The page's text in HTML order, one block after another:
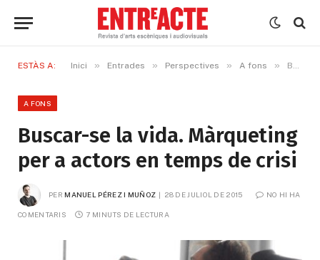
ESTÀS A: Inici » Entrades » Perspectives » A fons » Buscar-se la vida. Màrqueting per a actors en temps de crisi
A FONS
Buscar-se la vida. Màrqueting
per a actors en temps de crisi
PER MANUEL PÉREZ I MUÑOZ 28 DE JULIOL DE 2015 NO HI HA
COMENTARIS 7 MINUTS DE LECTURA